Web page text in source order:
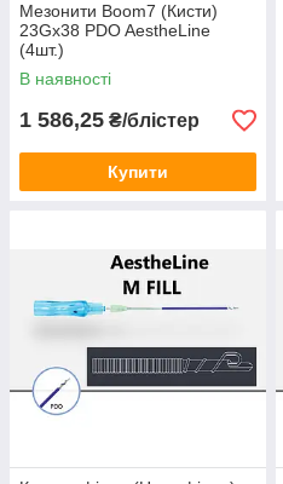
Мезонити Boom7 (Кисти)
23Gx38 PDO AestheLine
(4шт.)
В наявності
1 586,25 ₴/блістер
Купити